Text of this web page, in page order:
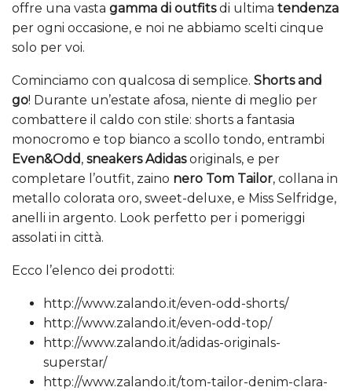
offre una vasta gamma di outfitsdi ultima tendenza
per ogni occasione, e noi ne abbiamo scelti cinque
solo per voi.
Cominciamo con qualcosa di semplice. Shorts and
go! Durante un’estate afosa, niente di meglio per
combattere il caldo con stile: shorts a fantasia
monocromo e top bianco a scollo tondo, entrambi
Even&Odd, sneakers Adidasoriginals, e per
completare l’outfit, zaino nero Tom Tailor, collana in
metallo colorata oro, sweet-deluxe, e Miss Selfridge,
anelli in argento. Look perfetto per i pomeriggi
assolati in città.
Ecco l’elenco dei prodotti:
http://www.zalando.it/even-odd-shorts/
http://www.zalando.it/even-odd-top/
http://www.zalando.it/adidas-originals-
superstar/
http://www.zalando.it/tom-tailor-denim-clara-